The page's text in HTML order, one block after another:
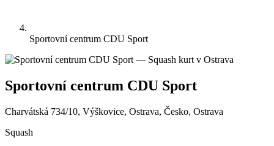
Sportovní centrum CDU Sport
Sportovní centrum CDU Sport
Charvátská 734/10, Výškovice, Ostrava, Česko, Ostrava
Squash